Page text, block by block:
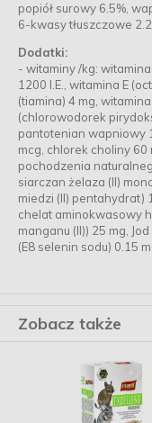
popiół surowy 6.5%,
6-kwasy tłuszczowe
Dodatki:
- witaminy /kg: witamina
1200 I.E., witamina E
(tiamina) 4 mg,
(chlorowodorek
pantotenian wapniowy
mcg, chlorek choliny
pochodzenia
siarczan żelaza (II)
miedzi (II) pentahydrat)
chelat aminokwasowy
manganu (II)) 25 mg,
(E8 selenin sodu) 0.15
Zobacz także